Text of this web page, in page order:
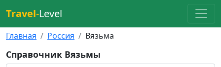
Travel-Level
Главная Россия Вязьма
Справочник Вязьмы